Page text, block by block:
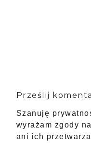
Prześlij
Szanuję
wyrażam zgody
ani ich